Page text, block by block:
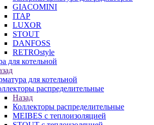
GIACOMINI
ITAP
LUXOR
STOUT
DANFOSS
RETROstyle
для котельной
для котельной
распределительные
Назад
Коллекторы распределительные
MEIBES с теплоизоляцией